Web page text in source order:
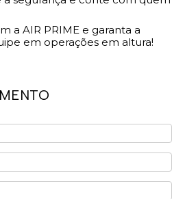
a AIR PRIME e garanta a
em operações em altura!